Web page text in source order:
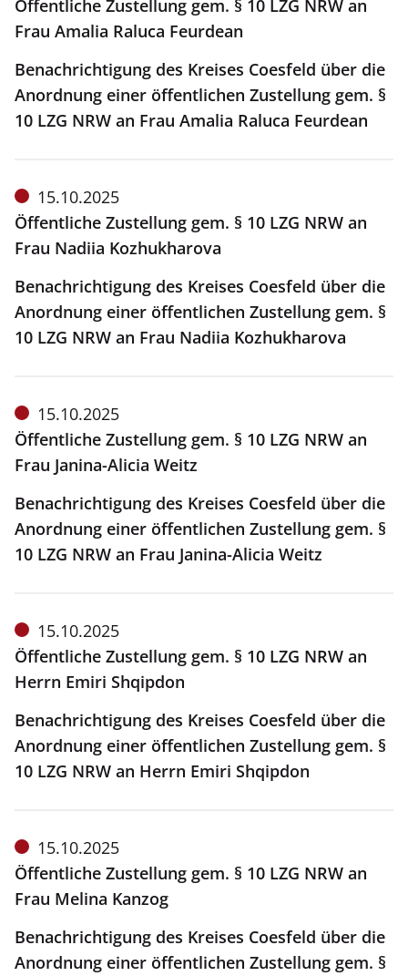
vom:
Öffentliche Zustellung gem. § 10 LZG NRW an
Frau Amalia Raluca Feurdean
Benachrichtigung des Kreises Coesfeld über die
Anordnung einer öffentlichen Zustellung gem. §
10 LZG NRW an Frau Amalia Raluca Feurdean
Meldung
vom:
15.10.2025
Öffentliche Zustellung gem. § 10 LZG NRW an
Frau Nadiia Kozhukharova
Benachrichtigung des Kreises Coesfeld über die
Anordnung einer öffentlichen Zustellung gem. §
10 LZG NRW an Frau Nadiia Kozhukharova
Meldung
vom:
15.10.2025
Öffentliche Zustellung gem. § 10 LZG NRW an
Frau Janina-Alicia Weitz
Benachrichtigung des Kreises Coesfeld über die
Anordnung einer öffentlichen Zustellung gem. §
10 LZG NRW an Frau Janina-Alicia Weitz
Meldung
vom:
15.10.2025
Öffentliche Zustellung gem. § 10 LZG NRW an
Herrn Emiri Shqipdon
Benachrichtigung des Kreises Coesfeld über die
Anordnung einer öffentlichen Zustellung gem. §
10 LZG NRW an Herrn Emiri Shqipdon
Meldung
vom:
15.10.2025
Öffentliche Zustellung gem. § 10 LZG NRW an
Frau Melina Kanzog
Benachrichtigung des Kreises Coesfeld über die
Anordnung einer öffentlichen Zustellung gem. §